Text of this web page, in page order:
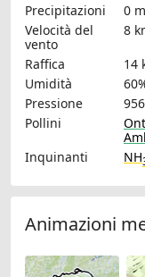
Precipitazioni
0
Velocità del
vento
8
Raffica
14
Umidità
Pressione
Pollini
Inquinanti
NH
Animazioni